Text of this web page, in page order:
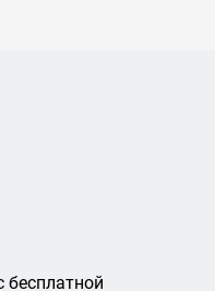
бесплатной